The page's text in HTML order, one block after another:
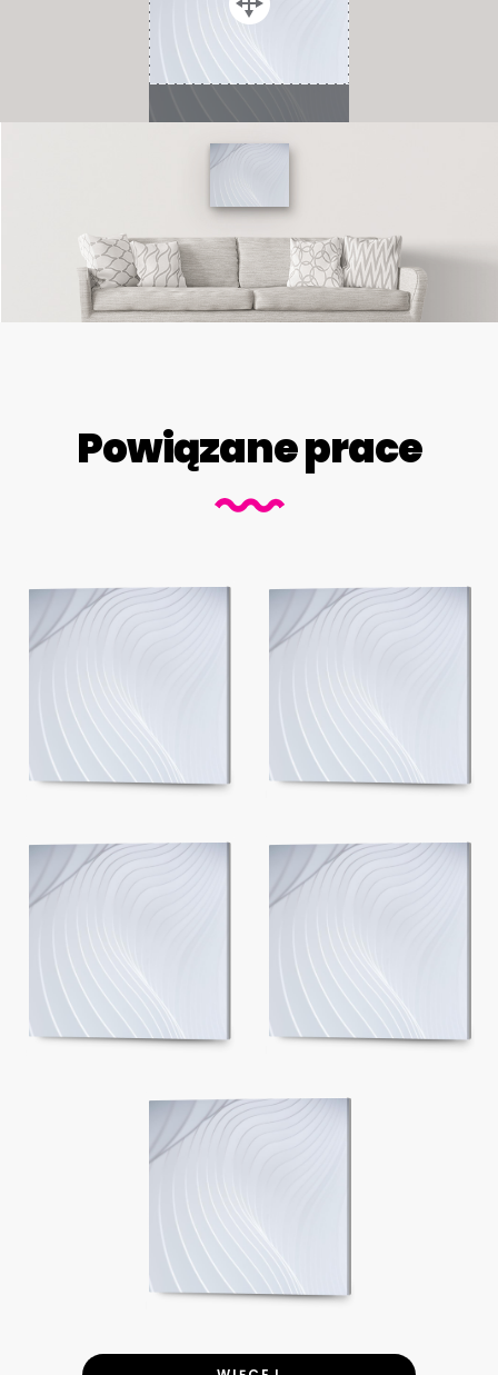
Powiązane prace